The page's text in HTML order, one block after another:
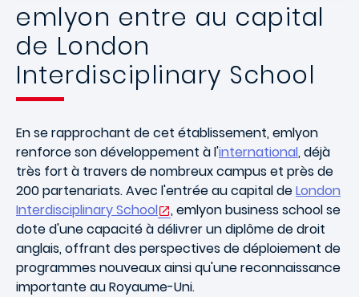
emlyon entre au capital
de London
Interdisciplinary School
En se rapprochant de cet établissement, emlyon
renforce son développement à l'international, déjà
très fort à travers de nombreux campus et près de
200 partenariats. Avec l'entrée au capital deLondon
Interdisciplinary School
, emlyon business school se
dote d'une capacité à délivrer un diplôme de droit
anglais, offrant des perspectives de déploiement de
programmes nouveaux ainsi qu'une reconnaissance
importante au Royaume-Uni.